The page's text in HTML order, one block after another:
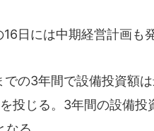
日には中期経営計画も
の3年間で設備投資額
投じる。3年間の設備投